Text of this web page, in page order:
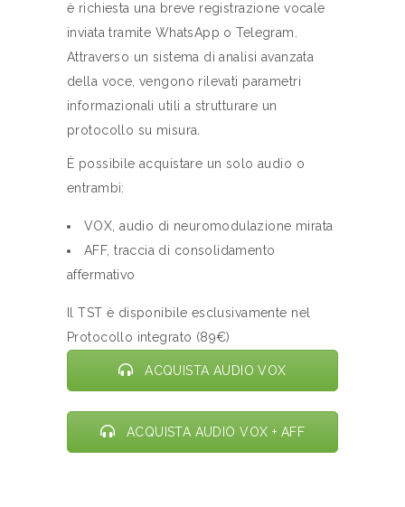
è richiesta una breve registrazione vocale
inviata tramite WhatsApp o Telegram.
Attraverso un sistema di analisi avanzata
della voce, vengono rilevati parametri
informazionali utili a strutturare un
protocollo su misura.
È possibile acquistare un solo audio o
entrambi:
VOX, audio di neuromodulazione mirata
AFF, traccia di consolidamento
affermativo
Il TST è disponibile esclusivamente nel
Protocollo integrato (89€)
ACQUISTA AUDIO VOX
ACQUISTA AUDIO VOX + AFF